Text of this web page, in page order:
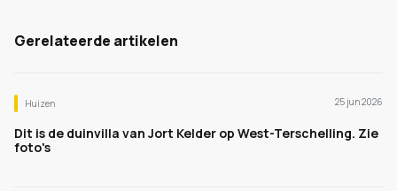
Gerelateerde artikelen
Huizen 25 jun 2026
Dit is de duinvilla van Jort Kelder op West-Terschelling. Zie
foto's